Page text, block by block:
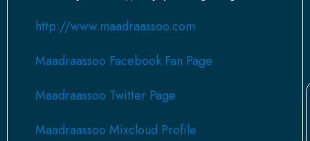
http://www.maadraassoo.com
Maadraassoo Facebook Fan Page
Maadraassoo Twitter Page
Maadraassoo Mixcloud Profile